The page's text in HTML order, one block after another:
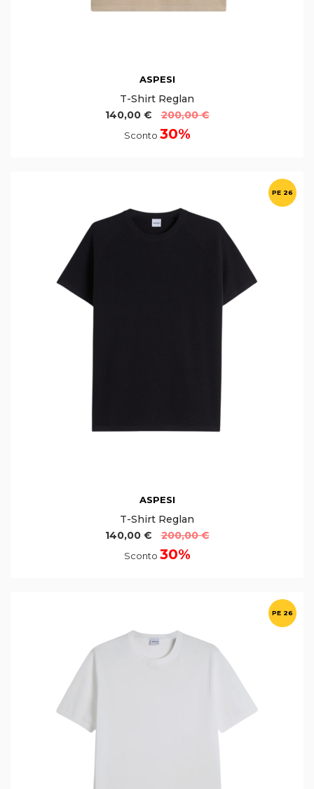
ASPESI
T-Shirt Reglan
140,00 €
200,00 €
Sconto 30%
PE 26
ASPESI
T-Shirt Reglan
140,00 €
200,00 €
Sconto 30%
PE 26